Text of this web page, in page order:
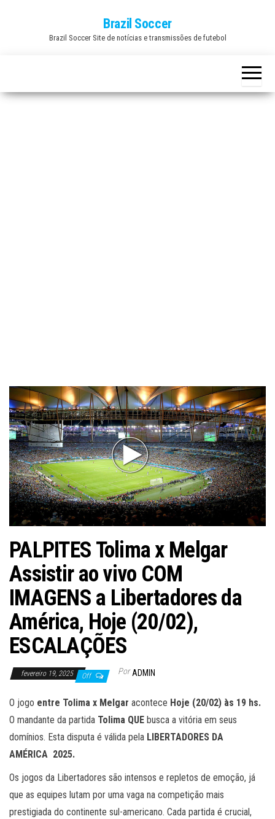
Brazil Soccer
Brazil Soccer Site de notícias e transmissões de futebol
PALPITES Tolima x Melgar
Assistir ao vivo COM
IMAGENS a Libertadores da
América, Hoje (20/02),
ESCALAÇÕES
fevereiro 19, 2025 Off Por ADMIN
O jogo entre Tolima x Melgar acontece Hoje (20/02) às 19 hs.
O mandante da partida Tolima QUE busca a vitória em seus
domínios. Esta disputa é válida pela LIBERTADORES DA
AMÉRICA 2025.
Os jogos da Libertadores são intensos e repletos de emoção, já
que as equipes lutam por uma vaga na competição mais
prestigiada do continente sul-americano. Cada partida é crucial,